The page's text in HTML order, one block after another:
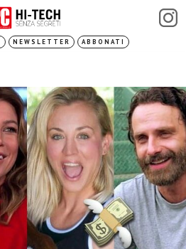
NEWSLETTER ABBONATI